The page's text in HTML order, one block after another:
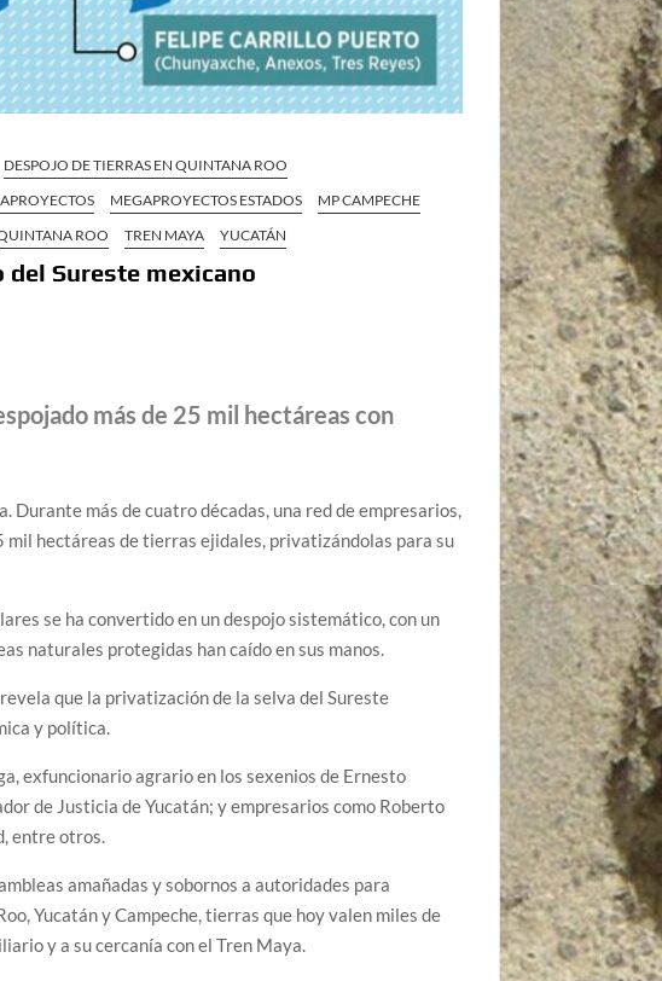
DESPOJO DE TIERRAS EN QUINTANA ROO
MEGAPROYECTOS ESTADOS
MP CAMPECHE
ROO TREN MAYA YUCATÁN
Sureste mexicano
más de 25 mil hectáreas con
Durante más de cuatro décadas, una red de empresarios,
hectáreas de tierras ejidales, privatizándolas para su
se ha convertido en un despojo sistemático, con un
naturales protegidas han caído en sus manos.
que la privatización de la selva del Sureste
y política.
exfuncionario agrario en los sexenios de Ernesto
de Justicia de Yucatán; y empresarios como Roberto
entre otros.
amañadas y sobornos a autoridades para
Yucatán y Campeche, tierras que hoy valen miles de
y a su cercanía con el Tren Maya.